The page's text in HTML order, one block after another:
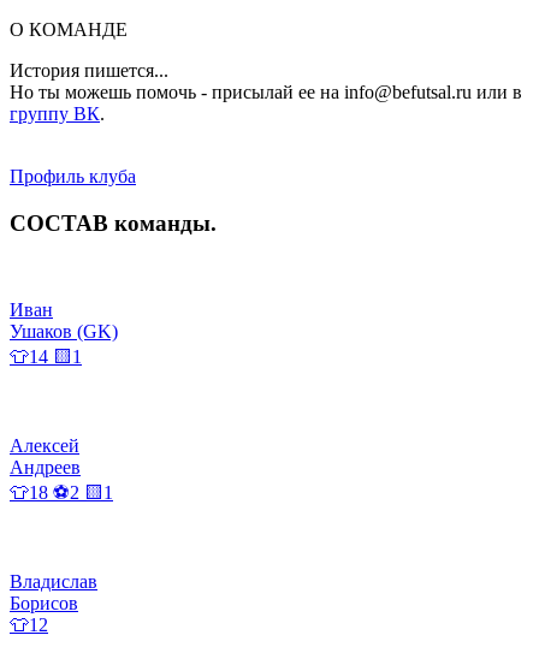
О КОМАНДЕ
История пишется...
Но ты можешь помочь - присылай ее на info@befutsal.ru или в
группу ВК.
Профиль клуба
СОСТАВ команды.
Иван
Ушаков (GK)
👕14 🟨1
Алексей
Андреев
👕18 ⚽2 🟨1
Владислав
Борисов
👕12